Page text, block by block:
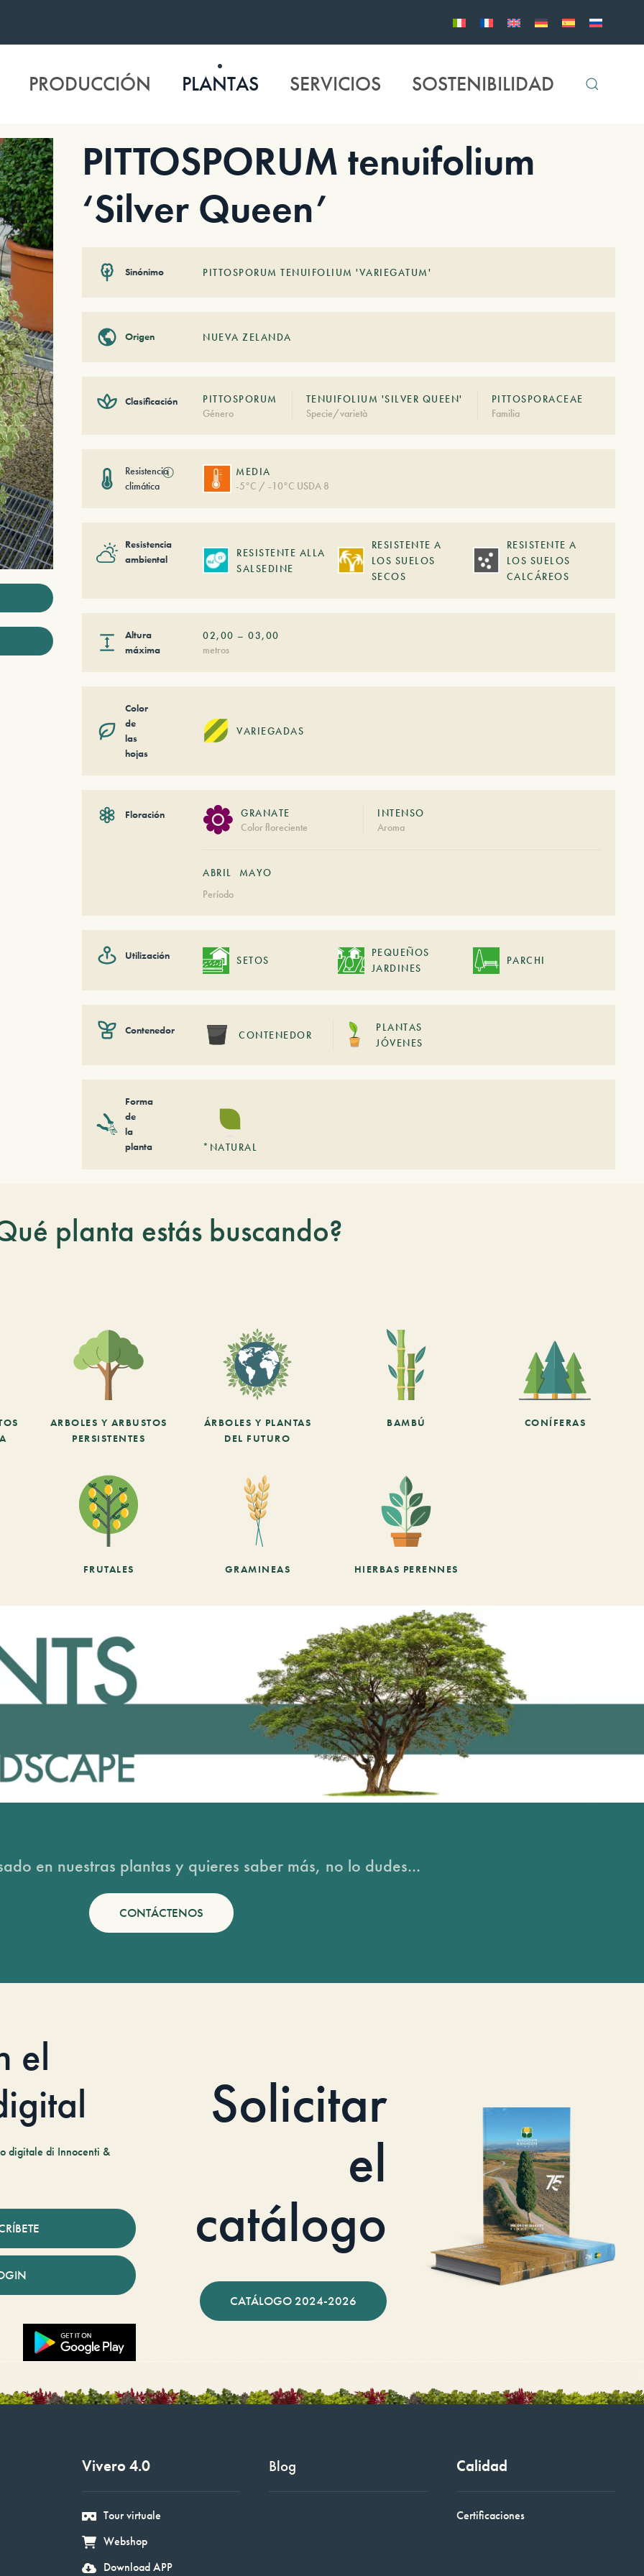
PRODUCCIÓN PLANTAS SERVICIOS SOSTENIBILIDAD
PITTOSPORUM tenuifolium
‘Silver Queen’
Sinónimo PITTOSPORUM TENUIFOLIUM 'VARIEGATUM'
Origen NUEVA ZELANDA
Clasificación
PITTOSPORUM
Género
TENUIFOLIUM 'SILVER QUEEN'
Specie/varietà
PITTOSPORACEAE
Familia
Resistencia
climática
ⓘ
MEDIA
-5°C / -10°C USDA 8
Resistencia
ambiental
RESISTENTE ALLA
SALSEDINE
RESISTENTE A
LOS SUELOS
SECOS
RESISTENTE A
LOS SUELOS
CALCÁREOS
Altura
máxima
02,00 –03,00
metros
Color
de
las
hojas
VARIEGADAS
Floración
GRANATE
Color floreciente
INTENSO
Aroma
ABRIL
MAYO
Período
Utilización SETOS
PEQUEÑOS
JARDINES
PARCHI
Contenedor CONTENEDOR
PLANTAS
JÓVENES
Forma
de
la
planta
*NATURAL
planta estás buscando?
ARBOLES Y ARBUSTOS
PERSISTENTES
ÁRBOLES Y PLANTAS
DEL FUTURO
BAMBÚ CONÍFERAS
FRUTALES GRAMINEAS HIERBAS PERENNES
en nuestras plantas y quieres saber más, no lo dudes...
CONTÁCTENOS
el
digitale di Innocenti &
Solicitar
el
catálogo
CATÁLOGO 2024-2026
Vivero 4.0
Tour virtuale
Webshop
Download APP
Blog Calidad
Certificaciones